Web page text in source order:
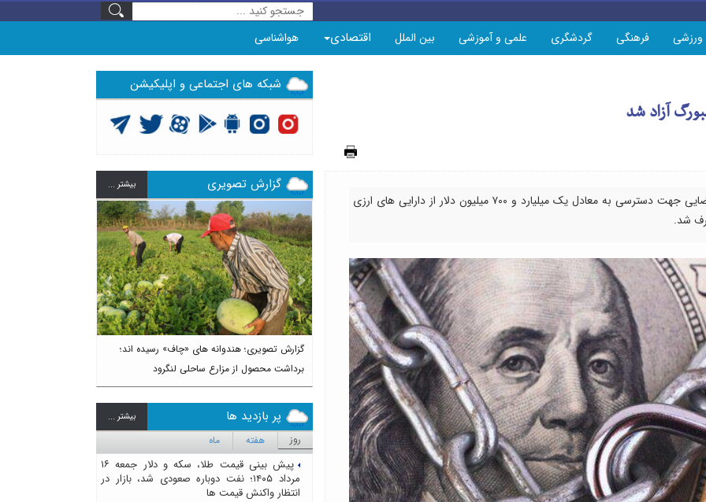
ورزشی فرهنگی گردشگری علمی و آموزشی بین الملل اقتصادی هواشناسی
با صدور رای دیوان عالی کشور لوکزامبورگ، موانع قضایی جهت دسترسی به معادل یک میلیارد و ۷۰۰ میلیون دلار از دارایی های ارزی
شد.
شبکه های اجتماعی و اپلیکیشن
گزارش تصویری بيشتر ...
گزارش تصویری؛ هندوانه های «چاف» رسیده اند؛
برداشت محصول از مزارع ساحلی لنگرود
Previous Next
پر بازدید ها بيشتر ...
روز هفته ماه
پیش بینی قیمت طلا، سکه و دلار جمعه ۱۶
مرداد ۱۴۰۵؛ نفت دوباره صعودی شد، بازار در
انتظار واکنش قیمت ها